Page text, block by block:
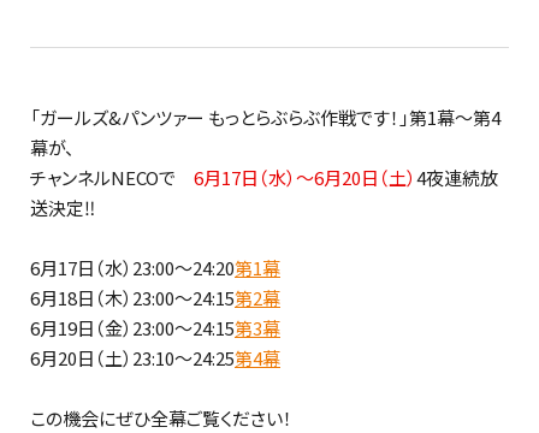
「ガールズ&パンツァー もっとらぶらぶ作戦です！」第1幕～第4
幕が、
チャンネルNECOで 6月17日（水）～6月20日（土）4夜連続放
送決定‼
6月17日（水）23:00～24:20第1幕
6月18日（木）23:00～24:15第2幕
6月19日（金）23:00～24:15第3幕
6月20日（土）23:10～24:25第4幕
この機会にぜひ全幕ご覧ください！